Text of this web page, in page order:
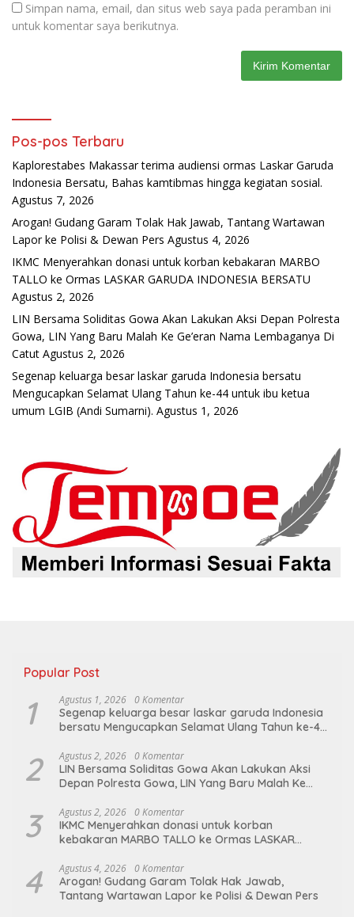
Simpan nama, email, dan situs web saya pada peramban ini
untuk komentar saya berikutnya.
Pos-pos Terbaru
Kaplorestabes Makassar terima audiensi ormas Laskar Garuda
Indonesia Bersatu, Bahas kamtibmas hingga kegiatan sosial.
Agustus 7, 2026
Arogan! Gudang Garam Tolak Hak Jawab, Tantang Wartawan
Lapor ke Polisi & Dewan Pers Agustus 4, 2026
IKMC Menyerahkan donasi untuk korban kebakaran MARBO
TALLO ke Ormas LASKAR GARUDA INDONESIA BERSATU
Agustus 2, 2026
LIN Bersama Soliditas Gowa Akan Lakukan Aksi Depan Polresta
Gowa, LIN Yang Baru Malah Ke Ge’eran Nama Lembaganya Di
Catut Agustus 2, 2026
Segenap keluarga besar laskar garuda Indonesia bersatu
Mengucapkan Selamat Ulang Tahun ke-44 untuk ibu ketua
umum LGIB (Andi Sumarni). Agustus 1, 2026
Popular Post
1 Agustus 1, 2026 0 Komentar
Segenap keluarga besar laskar garuda Indonesia
bersatu Mengucapkan Selamat Ulang Tahun ke-44
2 Agustus 2, 2026 0 Komentar
LIN Bersama Soliditas Gowa Akan Lakukan Aksi
Depan Polresta Gowa, LIN Yang Baru Malah Ke
3 Agustus 2, 2026 0 Komentar
IKMC Menyerahkan donasi untuk korban
kebakaran MARBO TALLO ke Ormas LASKAR
4 Agustus 4, 2026 0 Komentar
Arogan! Gudang Garam Tolak Hak Jawab,
Tantang Wartawan Lapor ke Polisi & Dewan Pers